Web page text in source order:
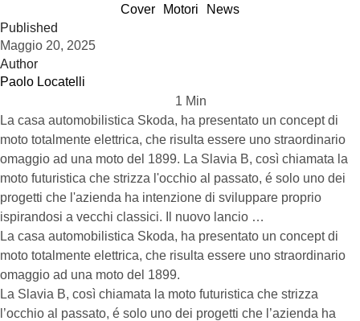
Cover Motori
News
Published
Maggio 20, 2025
Author
Paolo Locatelli
1 Min
La casa automobilistica Skoda, ha presentato un concept di
moto totalmente elettrica, che risulta essere uno straordinario
omaggio ad una moto del 1899. La Slavia B, così chiamata la
moto futuristica che strizza l'occhio al passato, é solo uno dei
progetti che l'azienda ha intenzione di sviluppare proprio
ispirandosi a vecchi classici. Il nuovo lancio …
La casa automobilistica Skoda, ha presentato un concept di
moto totalmente elettrica, che risulta essere uno straordinario
omaggio ad una moto del 1899.
La Slavia B, così chiamata la moto futuristica che strizza
l’occhio al passato, é solo uno dei progetti che l’azienda ha